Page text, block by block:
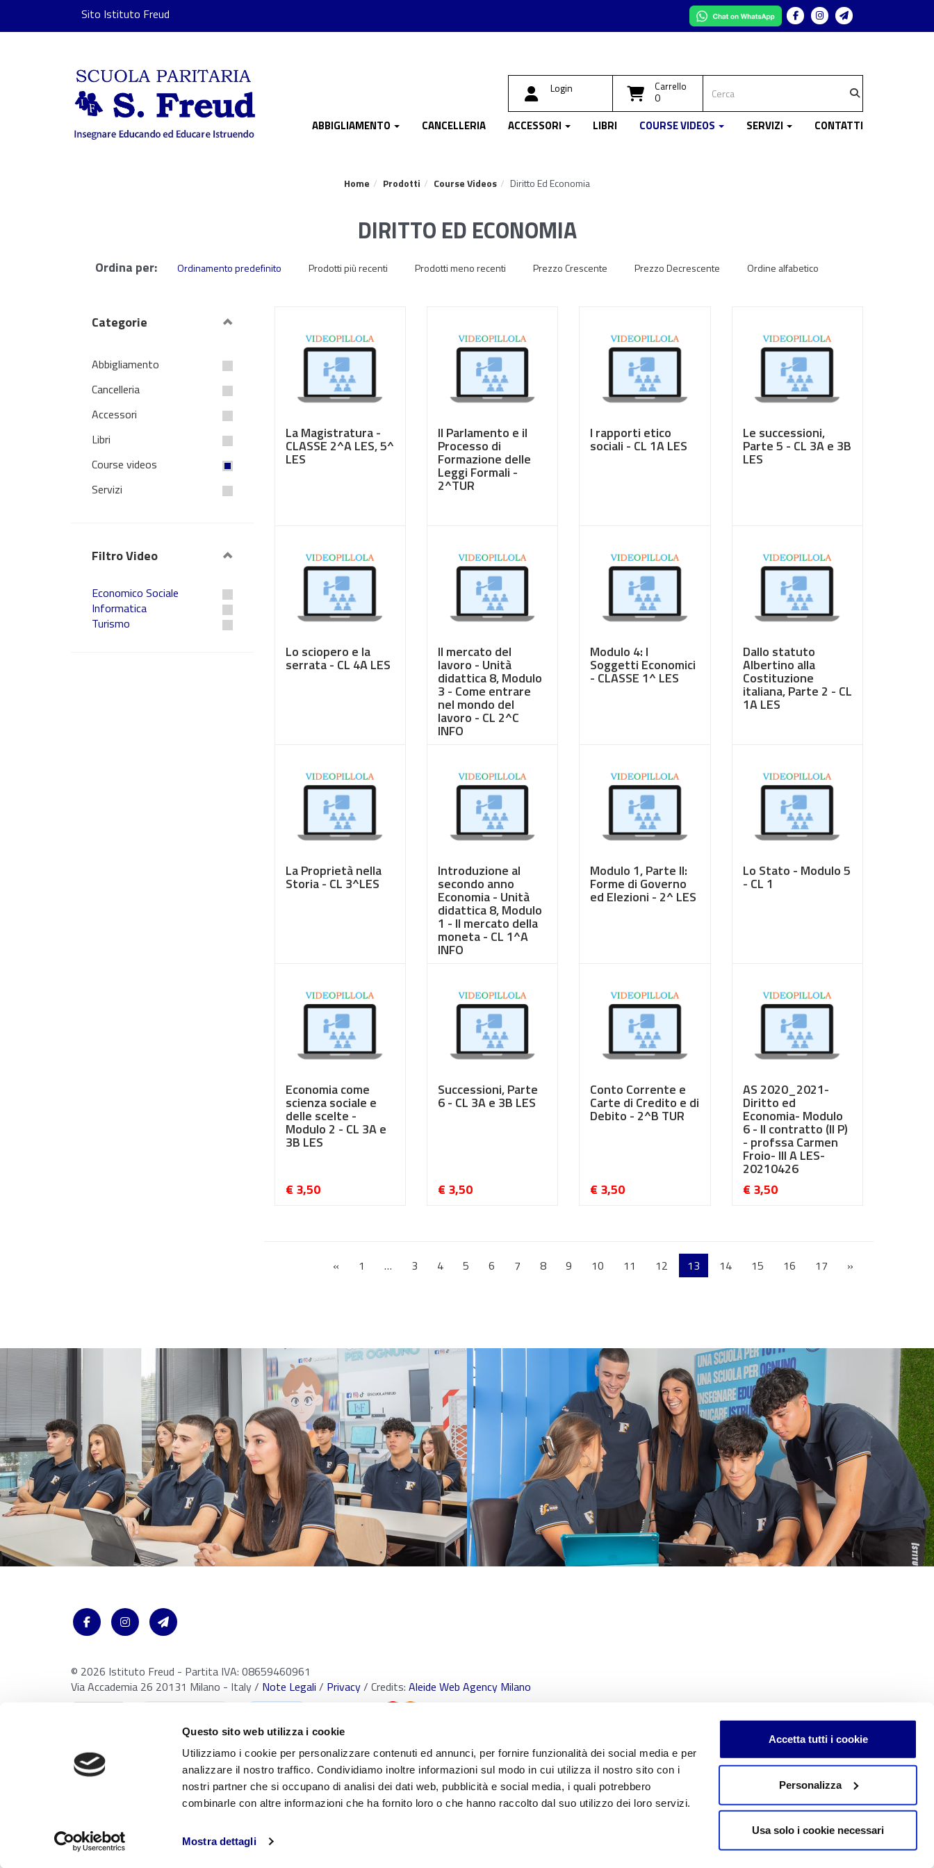
Questo sito web utilizza i cookie
Utilizziamo i cookie per personalizzare contenuti ed annunci, per fornire funzionalità dei social media e per
analizzare il nostro traffico. Condividiamo inoltre informazioni sul modo in cui utilizza il nostro sito con i
nostri partner che si occupano di analisi dei dati web, pubblicità e social media, i quali potrebbero
combinarle con altre informazioni che ha fornito loro o che hanno raccolto dal suo utilizzo dei loro servizi.
Mostra dettagli
Accetta tutti i cookie
Personalizza
Usa solo i cookie necessari
Sito Istituto Freud FacebookInstagram
Login Carrello
0
ABBIGLIAMENTO CANCELLERIA ACCESSORI LIBRI COURSE VIDEOS SERVIZI CONTATTI
Home Prodotti Course Videos Diritto Ed Economia
DIRITTO ED ECONOMIA
Ordina per: Ordinamento predefinito Prodotti più recenti Prodotti meno recenti Prezzo Crescente Prezzo Decrescente Ordine alfabetico
Categorie
Abbigliamento
Cancelleria
Accessori
Libri
Course videos
Servizi
Filtro Video
Economico Sociale
Informatica
Turismo
La Magistratura -
CLASSE 2^A LES, 5^
LES
Il Parlamento e il
Processo di
Formazione delle
Leggi Formali -
2^TUR
I rapporti etico
sociali - CL 1A LES
Le successioni,
Parte 5 - CL 3A e 3B
LES
Lo sciopero e la
serrata - CL 4A LES
Il mercato del
lavoro - Unità
didattica 8, Modulo
3 - Come entrare
nel mondo del
lavoro - CL 2^C
INFO
Modulo 4: I
Soggetti Economici
- CLASSE 1^ LES
Dallo statuto
Albertino alla
Costituzione
italiana, Parte 2 - CL
1A LES
La Proprietà nella
Storia - CL 3^LES
Introduzione al
secondo anno
Economia - Unità
didattica 8, Modulo
1 - Il mercato della
moneta - CL 1^A
INFO
Modulo 1, Parte II:
Forme di Governo
ed Elezioni - 2^ LES
Lo Stato - Modulo 5
- CL 1
Economia come
scienza sociale e
delle scelte -
Modulo 2 - CL 3A e
3B LES
€ 3,50
Successioni, Parte
6 - CL 3A e 3B LES
€ 3,50
Conto Corrente e
Carte di Credito e di
Debito - 2^B TUR
€ 3,50
AS 2020_2021-
Diritto ed
Economia- Modulo
6 - Il contratto (II P)
- profssa Carmen
Froio- III A LES-
20210426
€ 3,50
« 1 … 3 4 5 6 7 8 9 10 11 12 13 14 15 16 17 »
© 2026 Istituto Freud - Partita IVA: 08659460961
Via Accademia 26 20131 Milano - Italy / Note Legali / Privacy/ Credits: Aleide Web Agency Milano
Con riferimento al presente sito, i testi, le immagini, la grafica, i marchi e tutti contenuti e le procedure nonché le idee di realizzo di sistemi di procedimenti e di uso sono soggetti a copyright e alle forme di tutela
della proprietà intellettuale. Tutti i diritti sono riservati in favore di Scuola Paritaria S.Freud Srl. È vietata qualsiasi utilizzazione, totale o parziale, dei contenuti qui inseriti, inclusa la memorizzazione, riproduzione,
ai sensi della Legge 633 del 22 Aprile 1941 e successive modifiche.